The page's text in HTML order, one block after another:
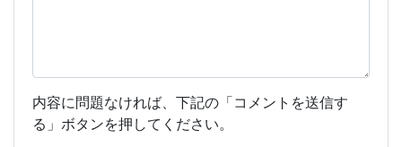
内容に問題なければ、下記の「コメントを送信す
る」ボタンを押してください。